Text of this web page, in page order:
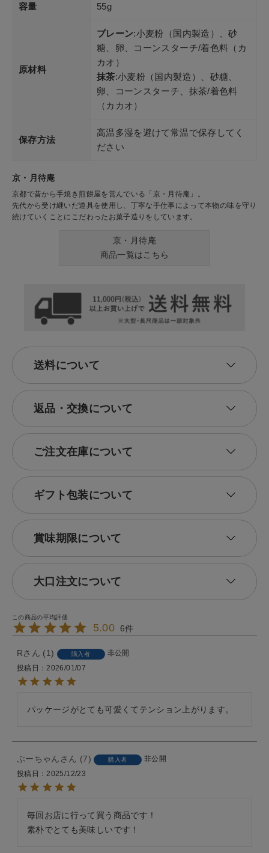
容量 55g
原材料
プレーン:小麦粉（国内製造）、砂
糖、卵、コーンスターチ/着色料（カ
カオ）
抹茶:小麦粉（国内製造）、砂糖、
卵、コーンスターチ、抹茶/着色料
（カカオ）
保存方法
高温多湿を避けて常温で保存してく
ださい
京・月待庵
京都で昔から手焼き煎餅屋を営んでいる「京・月待庵」。
先代から受け継いだ道具を使用し、丁寧な手仕事によって本物の味を守り
続けていくことにこだわったお菓子造りをしています。
京・月待庵
商品一覧はこちら
送料について
返品・交換について
ご注文在庫について
ギフト包装について
賞味期限について
大口注文について
5.00 6
R 1 購入者
非公開
投稿日
2026/01/07
パッケージがとても可愛くてテンション上がります。
ぶーちゃん 7 購入者
非公開
投稿日
2025/12/23
毎回お店に行って買う商品です！
素朴でとても美味しいです！